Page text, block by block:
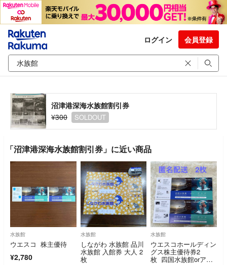
ログイン 会員登録
沼津港深海水族館割引券
¥300
SOLDOUT
「沼津港深海水族館割引券」に近い商品
水族館
ウエスコ 株主優待
¥2,780
水族館
しながわ 水族館 品川
水族館 入館券 大人 2
枚
水族館
ウエスコホールディン
グス株主優待券2
枚 四国水族館orアト